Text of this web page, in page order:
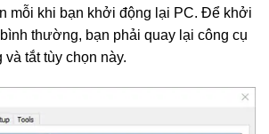
mỗi khi bạn khởi động lại PC. Để khởi
thường, bạn phải quay lại công cụ
tắt tùy chọn này.